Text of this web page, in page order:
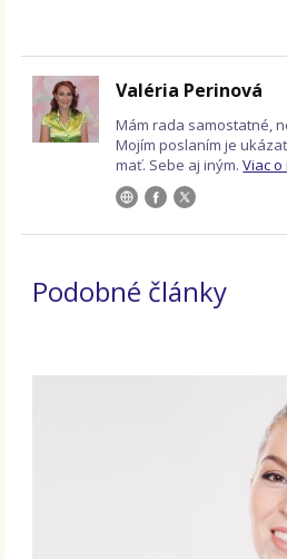
Valéria Perinová
Mám rada samostatné,
Mojím poslaním je
mať. Sebe aj iným.Viac
Podobné články